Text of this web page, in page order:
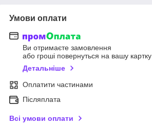
Умови оплати
Ви отримаєте замовлення
або гроші повернуться на вашу картку
Детальніше
Оплатити частинами
Післяплата
Всі умови оплати